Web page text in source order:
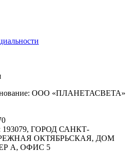
ООО «ПЛАНЕТАСВЕТА»
193079, ГОРОД САНКТ-
ОКТЯБРЬСКАЯ, ДОМ
А, ОФИС 5